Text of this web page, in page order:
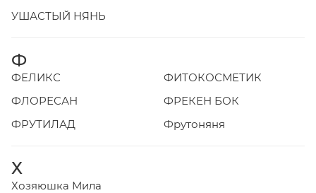
УШАСТЫЙ НЯНЬ
Ф
ФЕЛИКС
ФИТОКОСМЕТИК
ФЛОРЕСАН
ФРЕКЕН БОК
ФРУТИЛАД
Фрутоняня
Х
Хозяюшка Мила